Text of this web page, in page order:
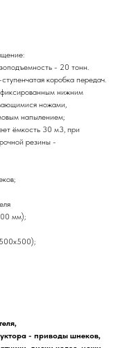
- 20 тонн.
коробка передач.
нижним
ножами,
напылением;
ёмкость 30 м3, при
резины -
мм);
- приводы шнеков,